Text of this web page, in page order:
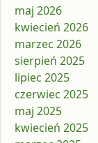
maj 2026
kwiecień 2026
marzec 2026
sierpień 2025
lipiec 2025
czerwiec 2025
maj 2025
kwiecień 2025